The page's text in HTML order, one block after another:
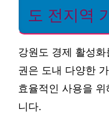
도 전지역
강원도 경제 활성
권은 도내 다양한
효율적인 사용을
니다.